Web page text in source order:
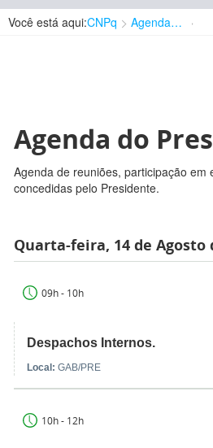
Você está aqui:CNPq Agenda de autoridades
Agenda do
Agenda de reuniões, participação em
concedidas pelo Presidente.
Quarta-feira, 14 de Agosto
09h - 10h
Despachos Internos.
Local: GAB/PRE
10h - 12h